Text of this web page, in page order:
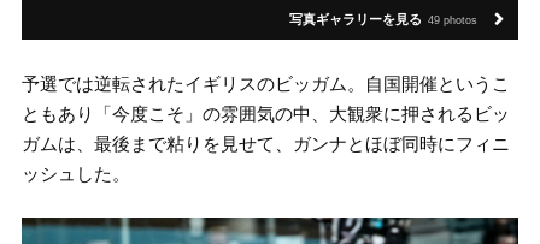
写真ギャラリーを見る 49 photos
予選では逆転されたイギリスのビッガム。自国開催というこ
ともあり「今度こそ」の雰囲気の中、大観衆に押されるビッ
ガムは、最後まで粘りを見せて、ガンナとほぼ同時にフィニ
ッシュした。